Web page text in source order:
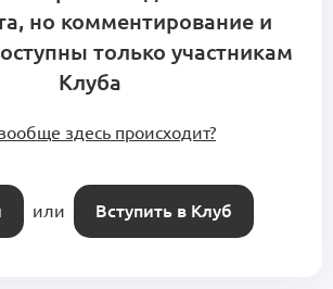
но комментирование и
только участникам
Клуба
здесь происходит?
или Вступить в Клуб